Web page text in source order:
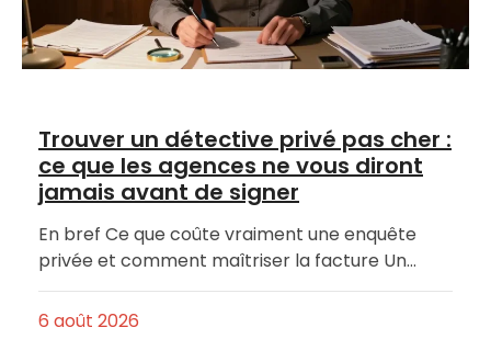
Trouver un détective privé pas cher :
ce que les agences ne vous diront
jamais avant de signer
En bref Ce que coûte vraiment une enquête
privée et comment maîtriser la facture Un…
6 août 2026